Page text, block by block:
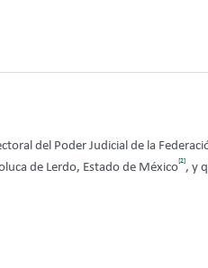
del Poder Judicial de la
de Lerdo, Estado de México
[2]
, y